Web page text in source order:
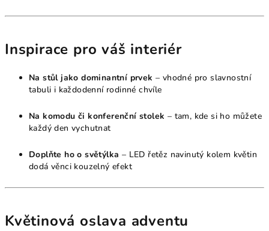
Inspirace pro váš interiér
Na stůl jako dominantní prvek – vhodné pro slavnostní
tabuli i každodenní rodinné chvíle
Na komodu či konferenční stolek – tam, kde si ho můžete
každý den vychutnat
Doplňte ho o světýlka – LED řetěz navinutý kolem květin
dodá věnci kouzelný efekt
Květinová oslava adventu